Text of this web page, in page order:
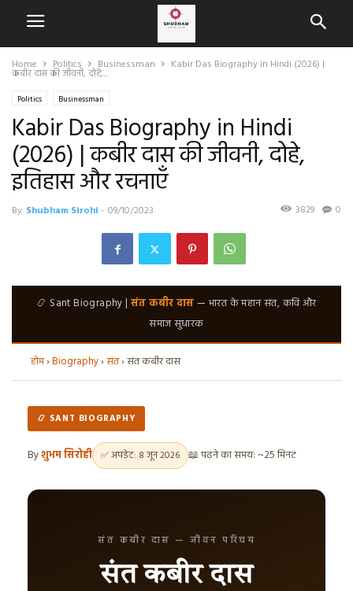
Home Politics Businessman Kabir Das Biography in Hindi (2026) |
कबीर दास की जीवनी, दोहे,...
Politics Businessman
Kabir Das Biography in Hindi
(2026) | कबीर दास की जीवनी, दोहे,
इतिहास और रचनाएँ
By Shubham Sirohi - 09/10/2023 0
3829
📿 Sant Biography |संत कबीर दास— भारत के महान संत, कवि और
समाज सुधारक
होम›Biography›संत›संत कबीर दास
📿 SANT BIOGRAPHY
Byशुभम सिरोही ✅ अपडेट: 8 जून 2026 📖 पढ़ने का समय: ~25 मिनट
संत कबीर दास — जीवन परिचय
संत कबीर दास